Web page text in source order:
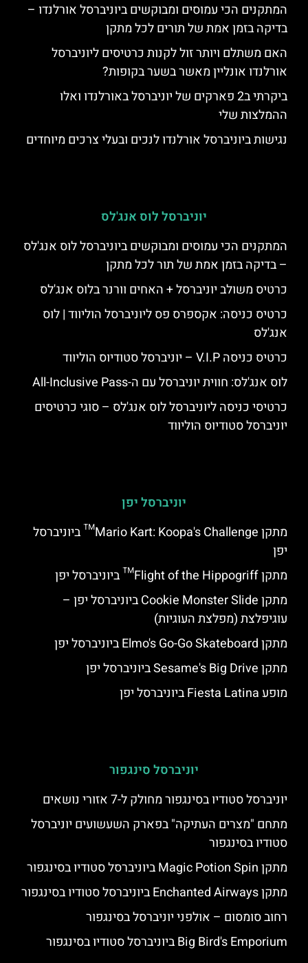
המתקנים הכי עמוסים ומבוקשים ביוניברסל אורלנדו –
בדיקה בזמן אמת של תורים לכל מתקן
האם משתלם ויותר זול לקנות כרטיסים ליוניברסל
אורלנדו אונליין מאשר בשער בקופות?
ביקרתי ב2 פארקים של יוניברסל באורלנדו ואלו
ההמלצות שלי
נגישות ביוניברסל אורלנדו לנכים ובעלי צרכים מיוחדים
יוניברסל לוס אנג'לס
המתקנים הכי עמוסים ומבוקשים ביוניברסל לוס אנג'לס
– בדיקה בזמן אמת של תור לכל מתקן
כרטיס משולב יוניברסל + האחים וורנר בלוס אנג'לס
כרטיס כניסה: אקספרס פס ליוניברסל הוליווד | לוס
אנג'לס
כרטיס כניסה V.I.P – יוניברסל סטודיוס הוליווד
לוס אנג'לס: חווית יוניברסל עם ה-All-Inclusive Pass
כרטיסי כניסה ליוניברסל לוס אנג'לס – סוגי כרטיסים
יוניברסל סטודיוס הוליווד
יוניברסל יפן
מתקן Mario Kart: Koopa's Challenge™ ביוניברסל
יפן
מתקן Flight of the Hippogriff™ ביוניברסל יפן
מתקן Cookie Monster Slide ביוניברסל יפן –
עוגיפלצת (מפלצת העוגיות)
מתקן Elmo's Go-Go Skateboard ביוניברסל יפן
מתקן Sesame's Big Drive ביוניברסל יפן
מופע Fiesta Latina ביוניברסל יפן
יוניברסל סינגפור
יוניברסל סטודיו בסינגפור מחולק ל-7 אזורי נושאים
מתחם "מצרים העתיקה" בפארק השעשועים יוניברסל
סטודיו בסינגפור
מתקן Magic Potion Spin ביוניברסל סטודיו בסינגפור
מתקן Enchanted Airways ביוניברסל סטודיו בסינגפור
רחוב סומסום – אולפני יוניברסל בסינגפור
Big Bird's Emporium ביוניברסל סטודיו בסינגפור